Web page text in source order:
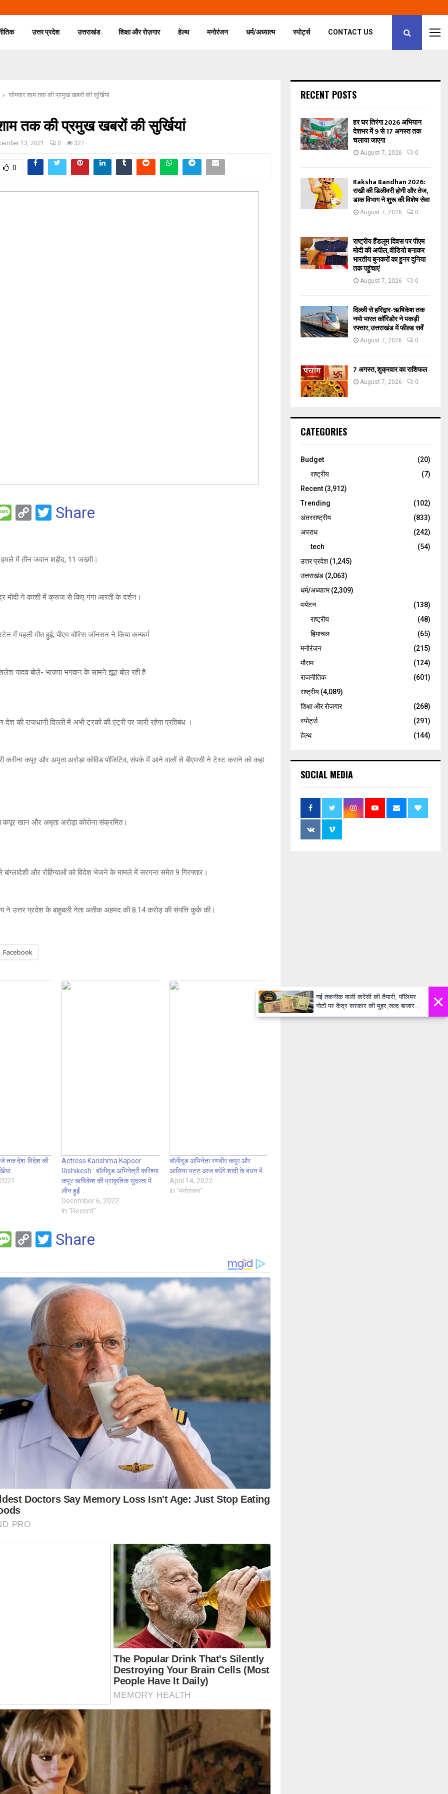
उत्तर प्रदेश उत्तराखंड शिक्षा और रोज़गार हेल्थ मनोरंजन धर्म/अध्यात्म स्पोर्ट्स CONTACT US
सोमवार शाम तक की प्रमुख खबरों की सुर्खियां
तक की प्रमुख खबरों की सुर्खियां
13, 2021 0 327
0
M
a
e
C
Li
k
T
er
Share
में तीन जवान शहीद, 11 जख्मी।
मोदी ने काशी में क्रूज से किए गंगा आरती के दर्शन।
में पहली मौत हुई, पीएम बोरिस जॉनसन ने किया कन्फर्म
यादव बोले- भाजपा भगवान के सामने झूठ बोल रही है
की राजधानी दिल्ली में अभी ट्रकों की एंट्री पर जारी रहेगा प्रतिबंध ।
करीना कपूर और अमृता अरोड़ा कोविड पॉजिटिव, संपर्क में आने वालों से बीएमसी ने टेस्ट कराने को कहा
कपूर खान और अमृता अरोड़ा कोरोना संक्रमित।
बांग्लादेशी और रोहिंग्याओं को विदेश भेजने के मामले में सरगना समेत 9 गिरफ्तार।
ने उत्तर प्रदेश के बाहुबली नेता अतीक अहमद की 8.14 करोड़ की संपत्ति कुर्क की।
Facebook
तक देश-विदेश की
Actress Karishma Kapoor
Rishikesh : बॉलीवुड अभिनेत्री करिश्मा
कपूर ऋषिकेश की प्राकृतिक सुंदरता में
लीन हुईं
December 6, 2022
In "Recent"
बॉलीवुड अभिनेता रणबीर कपूर और
आलिया भट्ट आज बधेंगे शादी के बंधन में
April 14, 2022
In "मनोरंजन"
M
s
a
e
C
py
Li
n
k
T
tt
er
Share
RECENT POSTS
हर घर तिरंगा 2026 अभियान
देशभर में 9 से 17 अगस्त तक
चलाया जाएगा
August 7, 2026 0
Raksha Bandhan 2026:
राखी की डिलीवरी होगी और तेज,
डाक विभाग ने शुरू की विशेष सेवा
August 7, 2026 0
राष्ट्रीय हैंडलूम दिवस पर पीएम
मोदी की अपील, वीडियो बनाकर
भारतीय बुनकरों का हुनर दुनिया
तक पहुंचाएं
August 7, 2026 0
दिल्ली से हरिद्वार-ऋषिकेश तक
नमो भारत कॉरिडोर ने पकड़ी
रफ्तार, उत्तराखंड में फील्ड सर्वे
August 7, 2026 0
7 अगस्त, शुक्रवार का राशिफल
August 7, 2026 0
CATEGORIES
Budget
(20)
राष्ट्रीय
(7)
Recent (3,912)
Trending
(102)
अंतरराष्ट्रीय
(833)
अपराध
(242)
tech
(54)
उत्तर प्रदेश(1,245)
उत्तराखंड (2,063)
धर्म/अध्यात्म(2,309)
पर्यटन
(138)
राष्ट्रीय
(48)
हिमाचल
(65)
मनोरंजन
(215)
मौसम
(124)
राजनीतिक
(601)
राष्ट्रीय (4,089)
शिक्षा और रोज़गार
(268)
स्पोर्ट्स
(291)
हेल्थ
(144)
SOCIAL MEDIA
×
नई तकनीक वाली करेंसी की तैयारी, पॉलिमर
नोटों पर केंद्र सरकार की मुहर,जल्द बाजार में
दिखेंगे प्लास्टिक के ₹10 और ₹20 के नोट -